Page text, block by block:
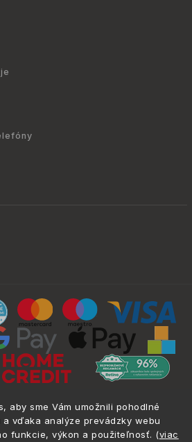
aby sme Vám umožnili pohodlné
vďaka analýze prevádzky webu
funkcie, výkon a použiteľnosť. (viac
vyhradené.